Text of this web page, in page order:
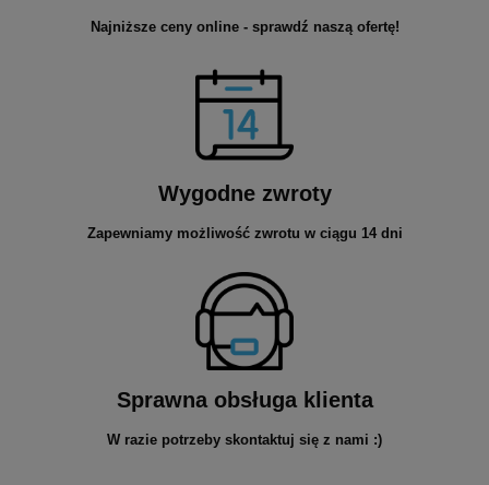
Najniższe ceny online - sprawdź naszą ofertę!
Wygodne zwroty
Zapewniamy możliwość zwrotu w ciągu 14 dni
Sprawna obsługa klienta
W razie potrzeby skontaktuj się z nami :)